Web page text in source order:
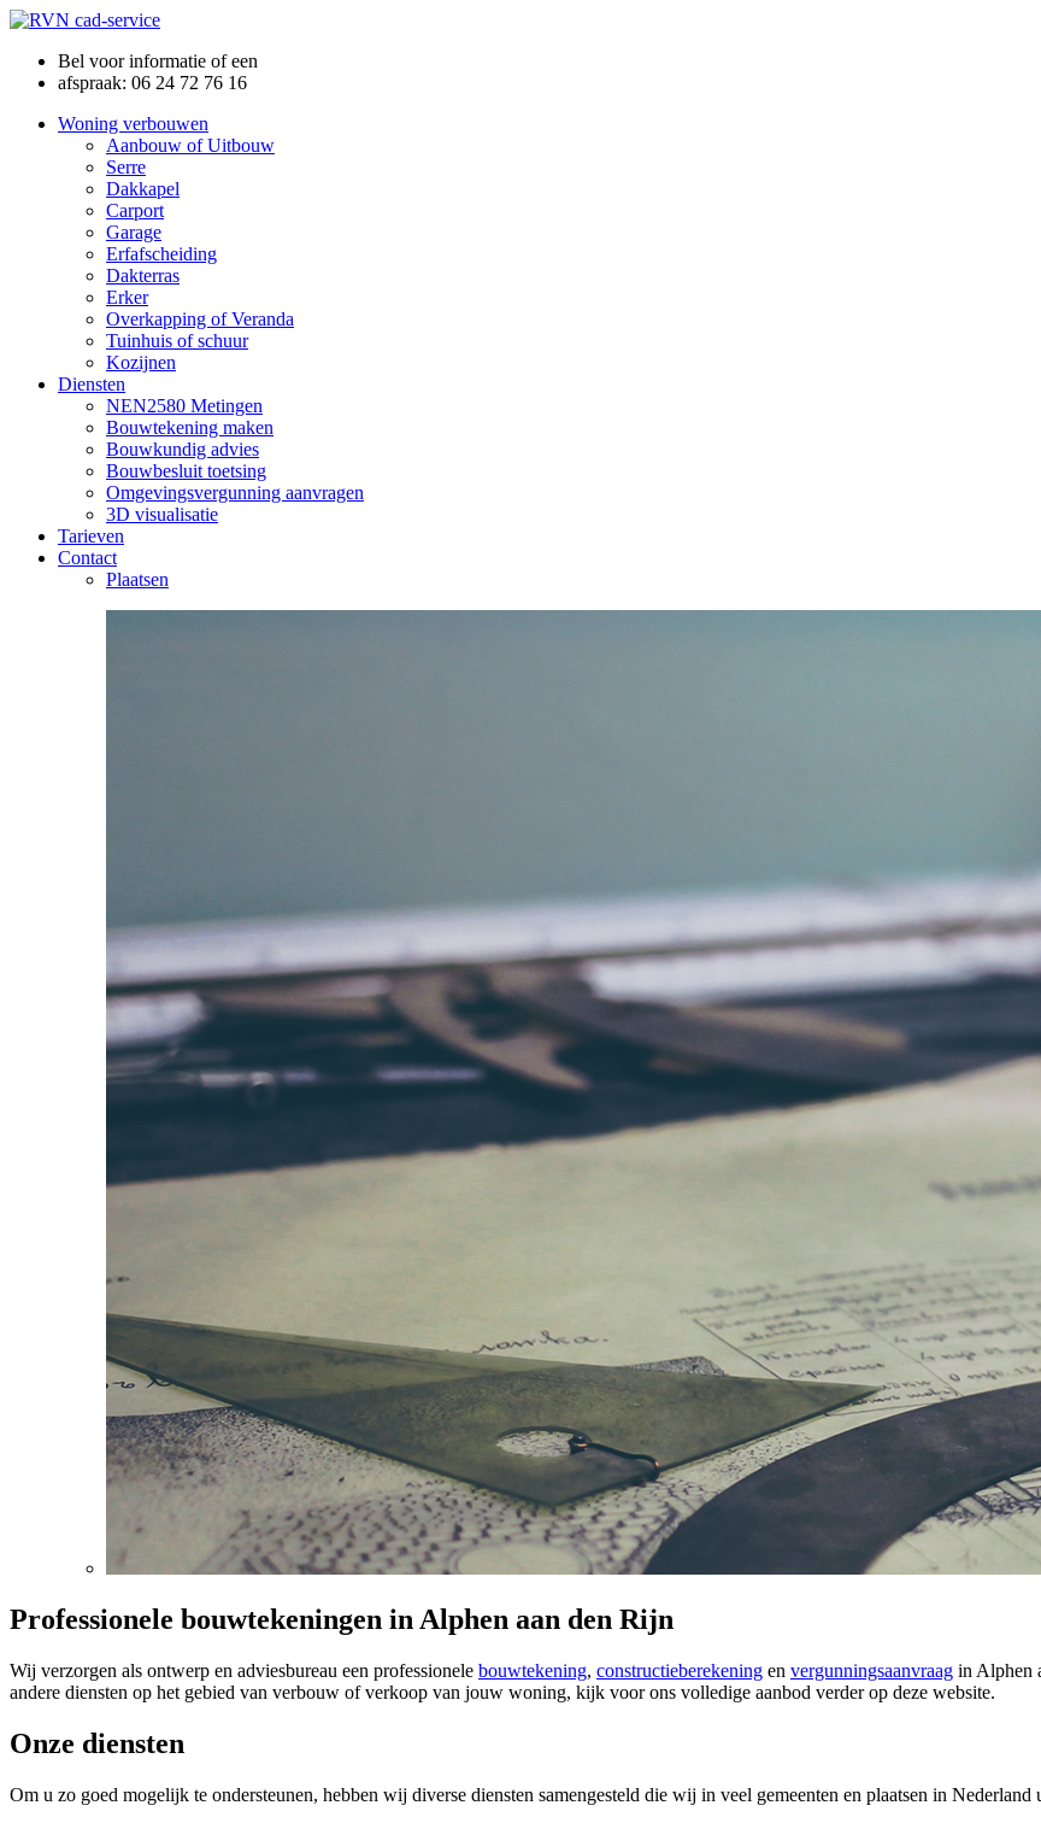
Bel voor informatie of een
afspraak: 06 24 72 76 16
Woning verbouwen
Aanbouw of Uitbouw
Serre
Dakkapel
Carport
Garage
Erfafscheiding
Dakterras
Erker
Overkapping of Veranda
Tuinhuis of schuur
Kozijnen
Diensten
NEN2580 Metingen
Bouwtekening maken
Bouwkundig advies
Bouwbesluit toetsing
Omgevingsvergunning aanvragen
3D visualisatie
Tarieven
Contact
Plaatsen
Professionele bouwtekeningen in Alphen aan den Rijn
Wij verzorgen als ontwerp en adviesbureau een professionele bouwtekening, constructieberekening en vergunningsaanvraag in Alphen
andere diensten op het gebied van verbouw of verkoop van jouw woning, kijk voor ons volledige aanbod verder op deze website.
Onze diensten
Om u zo goed mogelijk te ondersteunen, hebben wij diverse diensten samengesteld die wij in veel gemeenten en plaatsen in